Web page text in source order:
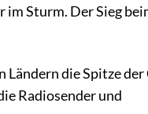
Sturm. Der Sieg
Ländern die Spitze der
Radiosender und